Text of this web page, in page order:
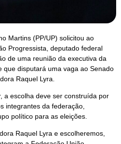
Martins (PP/UP) solicitou ao
Progressista, deputado federal
de uma reunião da executiva da
que disputará uma vaga ao Senado
Raquel Lyra.
a escolha deve ser construída por
integrantes da federação,
político para as eleições.
Raquel Lyra e escolheremos,